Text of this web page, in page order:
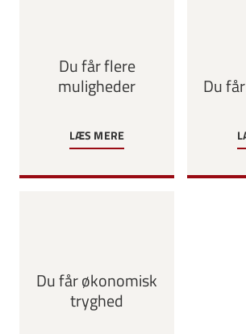
Du får flere
muligheder
LÆS MERE
Du
Du får økonomisk
tryghed